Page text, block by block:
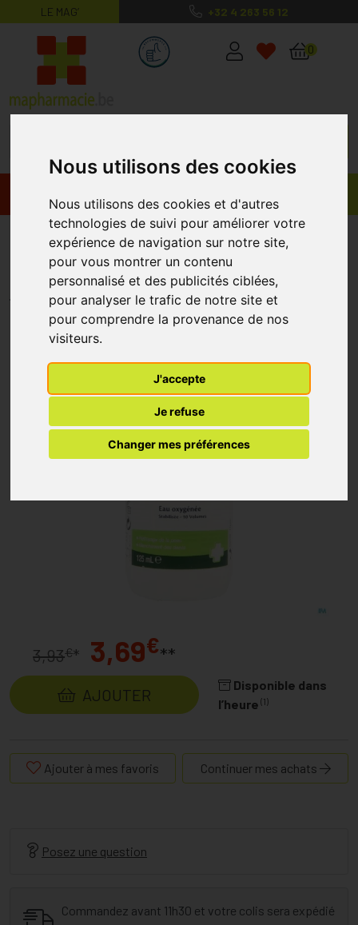
Nous utilisons des cookies
Nous utilisons des cookies et d'autres
technologies de suivi pour améliorer votre
expérience de navigation sur notre site,
pour vous montrer un contenu
personnalisé et des publicités ciblées,
pour analyser le trafic de notre site et
pour comprendre la provenance de nos
visiteurs.
J'accepte
Je refuse
Changer mes préférences
LE MAG’ +32 4 263 56 12
MaPharmacie.be ma santé, mes
0
Gilbert Eau Oxygénée Stabilisée
10 Volumes 125 Ml
GILBERT
3,93€* 3,69€**
AJOUTER
Disponible dans
l’heure (1)
Ajouter à mes favoris Continuer mes achats
Posez une question
Commandez avant 11h30 et votre colis sera expédié